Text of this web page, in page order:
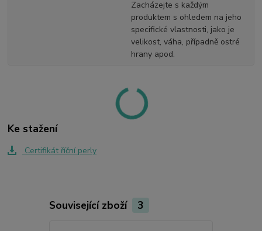
Zacházejte s každým
produktem s ohledem na jeho
specifické vlastnosti, jako je
velikost, váha, případně ostré
hrany apod.
Ke stažení
Certifikát říční perly
Související zboží 3